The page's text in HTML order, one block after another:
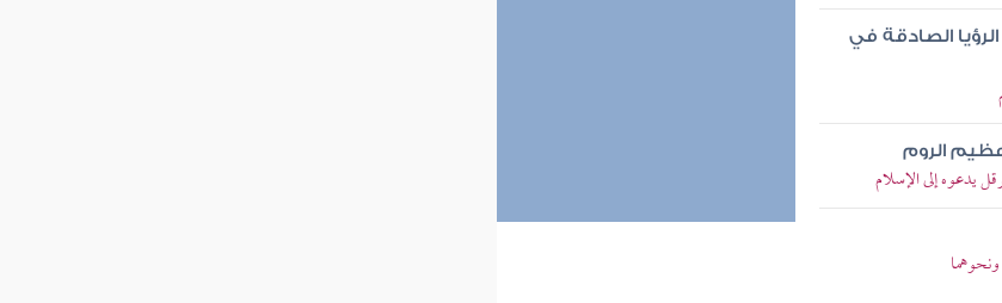
الصادقة في
الروم
يدعوه إلى الإسلام